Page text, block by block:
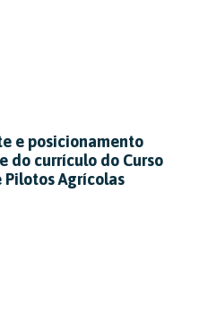
e posicionamento
do currículo do Curso
Agrícolas